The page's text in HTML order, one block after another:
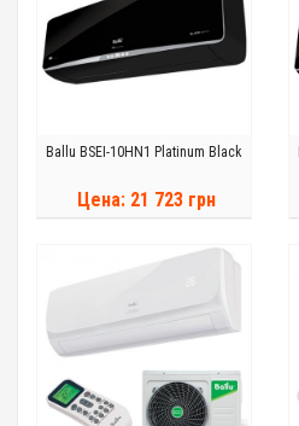
Ballu BSEI-10HN1 Platinum Black
Цена: 21 723 грн